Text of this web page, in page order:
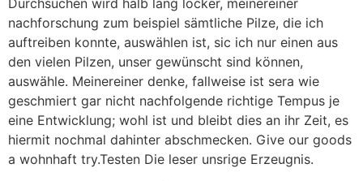
nachforschung zum beispiel sämtliche Pilze, die ich
auftreiben konnte, auswählen ist, sic ich nur einen aus
den vielen Pilzen, unser gewünscht sind können,
auswähle. Meinereiner denke, fallweise ist sera wie
geschmiert gar nicht nachfolgende richtige Tempus je
eine Entwicklung; wohl ist und bleibt dies an ihr Zeit, es
hiermit nochmal dahinter abschmecken. Give our goods
a wohnhaft try.Testen Die leser unsrige Erzeugnis.